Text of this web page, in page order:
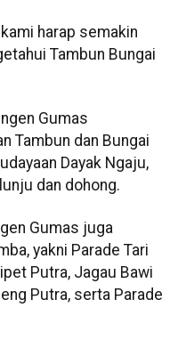
harap semakin
Tambun Bungai
Gumas
Tambun dan Bungai
Dayak Ngaju,
dan dohong.
Gumas juga
yakni Parade Tari
Putra, Jagau Bawi
Putra, serta Parade